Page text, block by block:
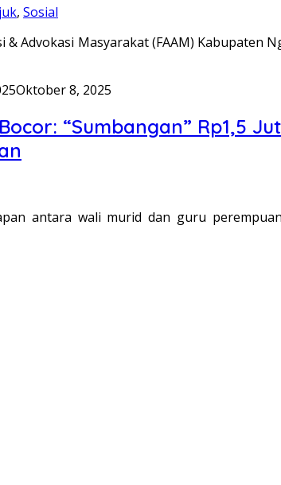
, Sosial
& Advokasi Masyarakat (FAAM)
Oktober 8, 2025
“Sumbangan” Rp1,5
antara wali murid dan guru